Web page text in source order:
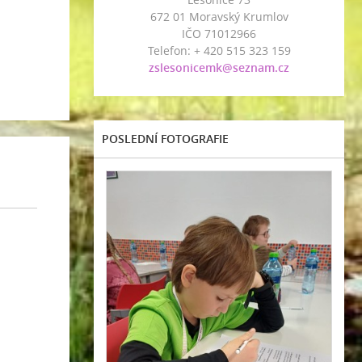
672 01 Moravský Krumlov
IČO 71012966
Telefon: + 420 515 323 159
zslesonicemk@seznam.cz
POSLEDNÍ FOTOGRAFIE